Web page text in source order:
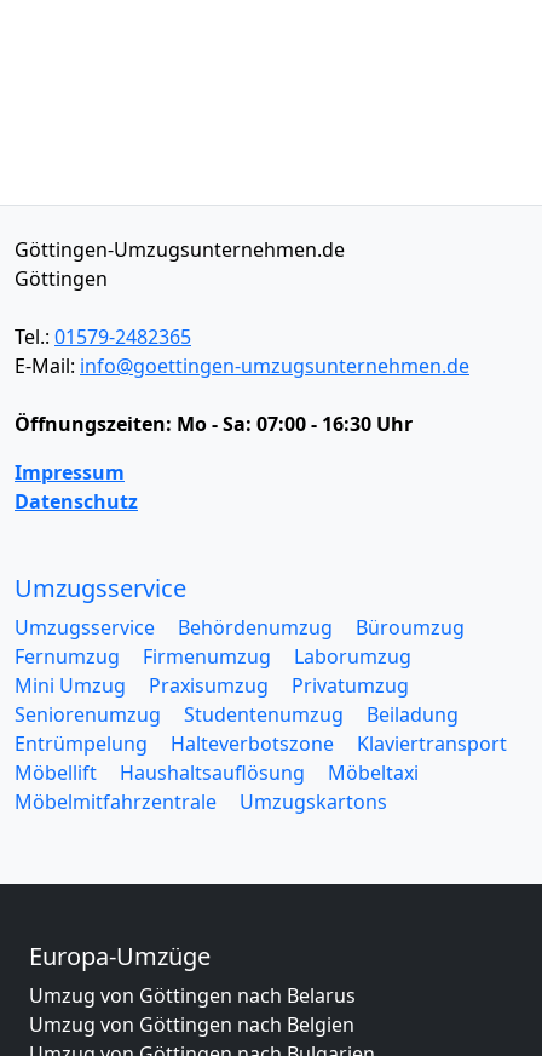
Göttingen-Umzugsunternehmen.de
Göttingen
Tel.: 01579-2482365
E-Mail: info@goettingen-umzugsunternehmen.de
Öffnungszeiten: Mo - Sa: 07:00 - 16:30 Uhr
Impressum
Datenschutz
Umzugsservice
Umzugsservice Behördenumzug
Büroumzug
Fernumzug
Firmenumzug
Laborumzug
Mini Umzug
Praxisumzug
Privatumzug
Seniorenumzug
Studentenumzug
Beiladung
Entrümpelung
Halteverbotszone
Klaviertransport
Möbellift
Haushaltsauflösung
Möbeltaxi
Möbelmitfahrzentrale
Umzugskartons
Europa-Umzüge
Umzug von Göttingen nach Belarus
Umzug von Göttingen nach Belgien